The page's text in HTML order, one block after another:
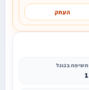
העתק
חשיפה בגוגל
1